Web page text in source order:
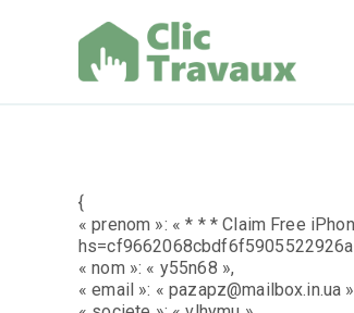
{
« prenom »: « * * * Claim Free
« nom »: « y55n68 »,
« email »: « pazapz@mailbox.in.ua